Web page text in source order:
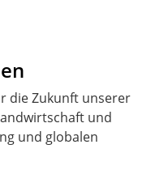
die Zukunft unserer
und
und globalen